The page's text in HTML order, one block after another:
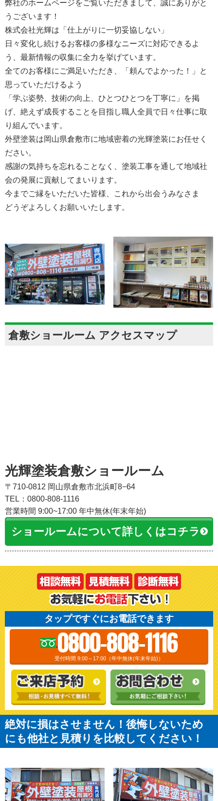
弊社のホームページをご覧いただきまして、誠にありがと
うございます！
株式会社光輝は「仕上がりに一切妥協しない」
日々変化し続けるお客様の多様なニーズに対応できるよ
う、最新情報の収集に全力を挙げています。
全てのお客様にご満足いただき、「頼んでよかった！」と
思っていただけるよう
「学ぶ姿勢、技術の向上、ひとつひとつを丁寧に」を掲
げ、絶えず成長することを目指し職人全員で日々仕事に取
り組んでいます。
外壁塗装は岡山県倉敷市に地域密着の光輝塗装にお任せく
ださい。
感謝の気持ちを忘れることなく、塗装工事を通して地域社
会の発展に貢献してまいります。
今までご縁をいただいた皆様、これから出会うみなさま
どうぞよろしくお願いいたします。
倉敷ショールーム アクセスマップ
光輝塗装倉敷ショールーム
〒710-0812 岡山県倉敷市北浜町8−64
TEL：0800-808-1116
営業時間 9:00~17:00 年中無休(年末年始)
ショールームについて詳しくはコチラ
タップですぐにお電話できます
0800-808-1116
受付時間 9:00～17:00（年中無休(年末年始)）
絶対に損はさせません！後悔しないため
にも他社と見積りを比較してください！